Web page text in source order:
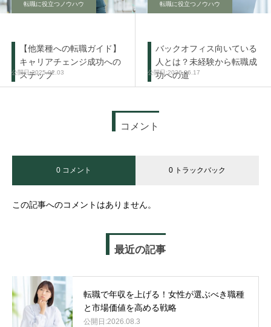
転職に役立つノウハウ
【他業種への転職ガイド】
キャリアチェンジ成功への
ステップ
2025.02.03
転職に役立つノウハウ
バックオフィス向いている
人とは？未経験から転職成
功への道
2026.06.17
コメント
0 コメント 0 トラックバック
この記事へのコメントはありません。
最近の記事
転職で年収を上げる！女性が選ぶべき職種
と市場価値を高める戦略
2026.08.3